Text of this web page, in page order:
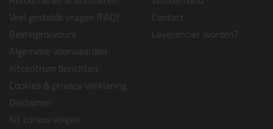
Veel gestelde vragen (FAQ)
Bestelprocedure
Algemene voorwaarden
Kitcentrum berichten
Cookies & privacy verklaring
Disclaimer
Kit cursus volgen
Contact
Leverancier worden?